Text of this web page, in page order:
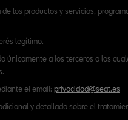
los productos y servicios,
legítimo.
únicamente a los terceros a los
el email: privacidad@seat.es
y detallada sobre el